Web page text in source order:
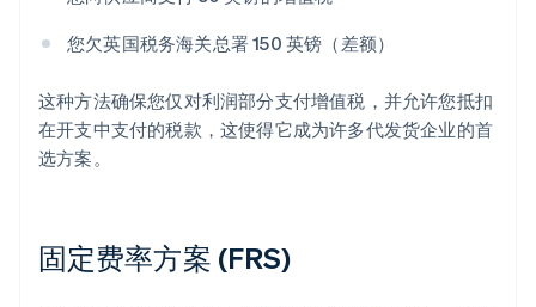
您欠英国税务海关总署 150 英镑（差额）
这种方法确保您仅对利润部分支付增值税，并允许您抵扣
在开支中支付的税款，这使得它成为许多代发货企业的首
选方案。
固定费率方案 (FRS)